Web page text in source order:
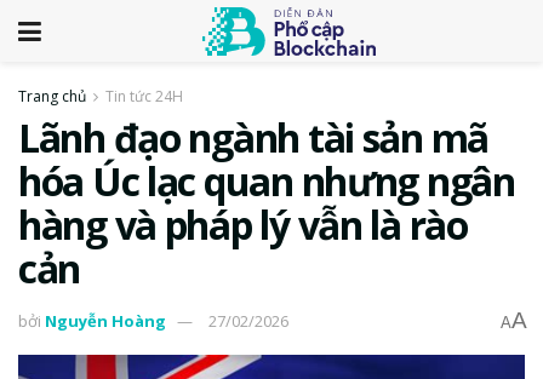
Trang chủ Tin tức 24H
Lãnh đạo ngành tài sản mã
hóa Úc lạc quan nhưng ngân
hàng và pháp lý vẫn là rào
cản
bởi Nguyễn Hoàng 27/02/2026 AA